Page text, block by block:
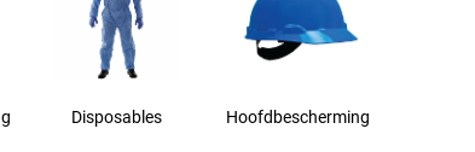
Disposables Hoofdbescherming